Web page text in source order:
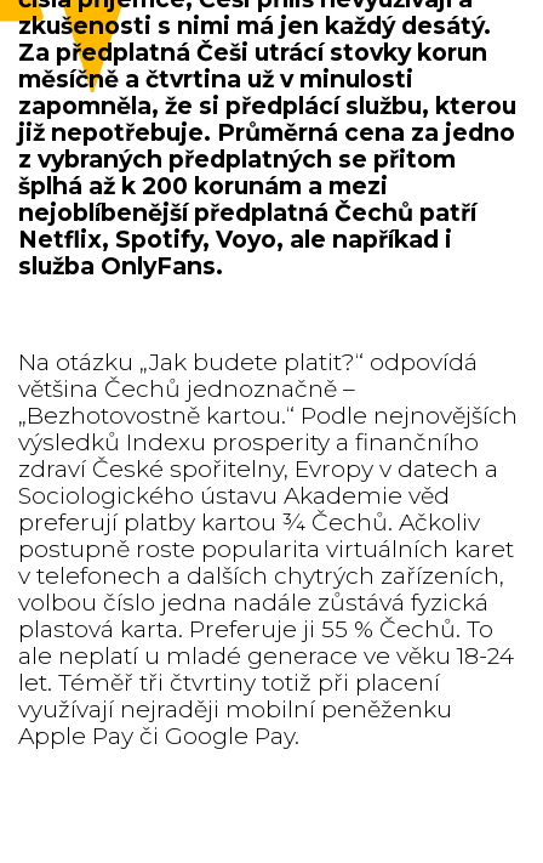
zkušenosti s nimi má jen každý desátý.
Za předplatná Češi utrácí stovky korun
měsíčně a čtvrtina už v minulosti
zapomněla, že si předplácí službu, kterou
již nepotřebuje. Průměrná cena za jedno
z vybraných předplatných se přitom
šplhá až k 200 korunám a mezi
nejoblíbenější předplatná Čechů patří
Netflix, Spotify, Voyo, ale napříkad i
služba OnlyFans.
Na otázku „Jak budete platit?“ odpovídá
většina Čechů jednoznačně –
„Bezhotovostně kartou.“ Podle nejnovějších
výsledků Indexu prosperity a finančního
zdraví České spořitelny, Evropy v datech a
Sociologického ústavu Akademie věd
preferují platby kartou ¾ Čechů. Ačkoliv
postupně roste popularita virtuálních karet
v telefonech a dalších chytrých zařízeních,
volbou číslo jedna nadále zůstává fyzická
plastová karta. Preferuje ji 55 % Čechů. To
ale neplatí u mladé generace ve věku 18-24
let. Téměř tři čtvrtiny totiž při placení
využívají nejraději mobilní peněženku
Apple Pay či Google Pay.